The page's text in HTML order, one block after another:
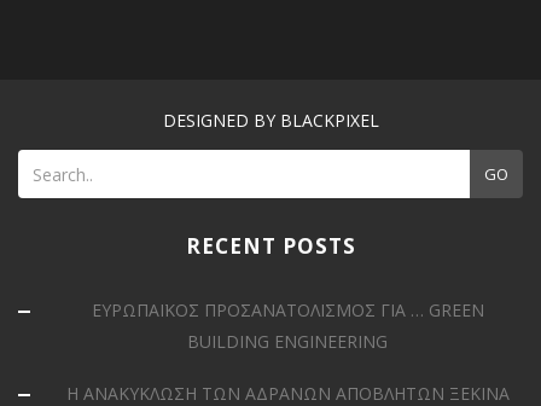
DESIGNED BY BLACKPIXEL
GO
RECENT POSTS
ΕΥΡΩΠΑΪΚΟΣ ΠΡΟΣΑΝΑΤΟΛΙΣΜΟΣ ΓΙΑ … GREEN
BUILDING ENGINEERING
Η ΑΝΑΚΥΚΛΩΣΗ ΤΩΝ ΑΔΡΑΝΩΝ ΑΠΟΒΛΗΤΩΝ ΞΕΚΙΝΑ